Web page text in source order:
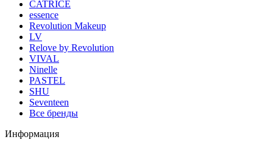
CATRICE
essence
Revolution Makeup
LV
Relove by Revolution
VIVAL
Ninelle
PASTEL
SHU
Seventeen
Все бренды
Информация